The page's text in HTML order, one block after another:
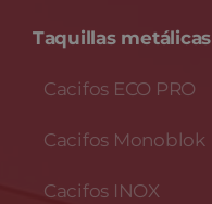
Taquillas metálicas
Cacifos ECO PRO
Cacifos Monoblok
Cacifos INOX